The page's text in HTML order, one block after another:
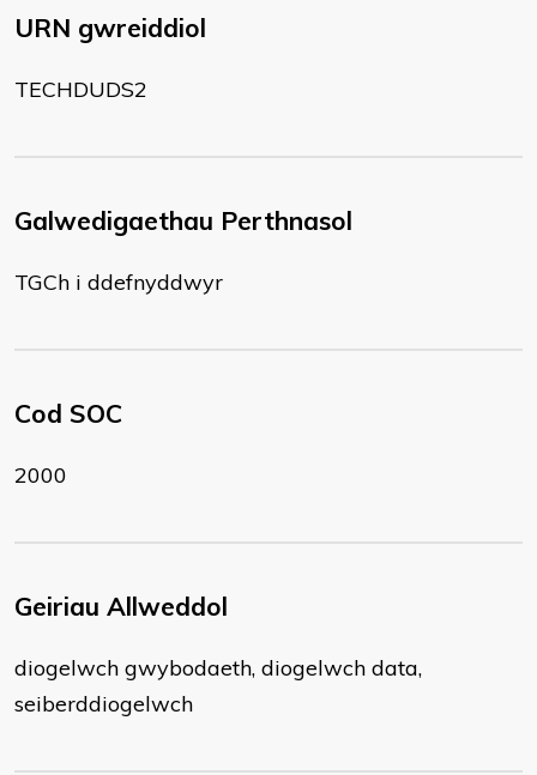
URN gwreiddiol
TECHDUDS2
Galwedigaethau Perthnasol
TGCh i ddefnyddwyr
Cod SOC
2000
Geiriau Allweddol
diogelwch gwybodaeth, diogelwch data,
seiberddiogelwch